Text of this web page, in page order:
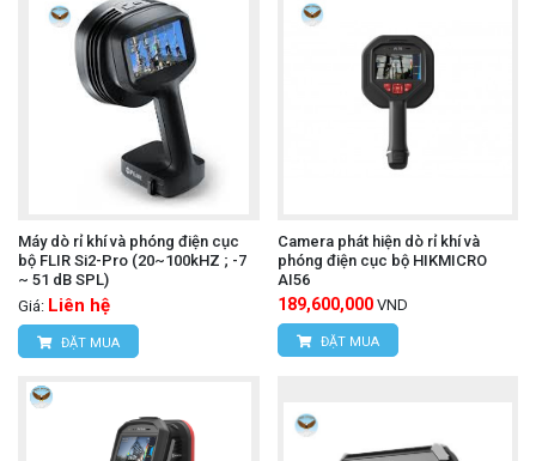
Máy dò rỉ khí và phóng điện cục
bộ FLIR Si2-Pro (20~100kHZ ; -7
~ 51 dB SPL)
Giá: Liên hệ
ĐẶT MUA
Camera phát hiện dò rỉ khí và
phóng điện cục bộ HIKMICRO
AI56
189,600,000 VND
ĐẶT MUA